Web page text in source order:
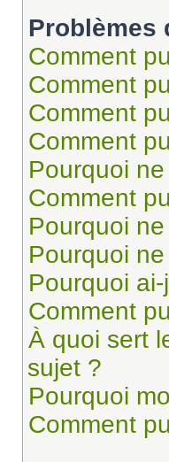
Problèmes
Comment
Comment
Comment
Comment
Pourquoi
Comment
Pourquoi
Pourquoi
Pourquoi
Comment
À quoi sert
sujet ?
Pourquoi
Comment